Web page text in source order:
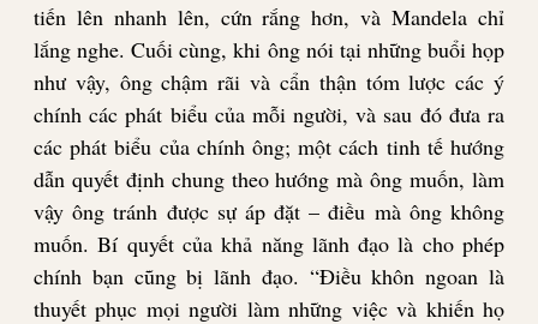
tiến lên nhanh lên, cứn rắng hơn, và Mandela chỉ
lắng nghe. Cuối cùng, khi ông nói tại những buổi họp
như vậy, ông chậm rãi và cẩn thận tóm lược các ý
chính các phát biểu của mỗi người, và sau đó đưa ra
các phát biểu của chính ông; một cách tinh tế hướng
dẫn quyết định chung theo hướng mà ông muốn, làm
vậy ông tránh được sự áp đặt – điều mà ông không
muốn. Bí quyết của khả năng lãnh đạo là cho phép
chính bạn cũng bị lãnh đạo. “Điều khôn ngoan là
thuyết phục mọi người làm những việc và khiến họ